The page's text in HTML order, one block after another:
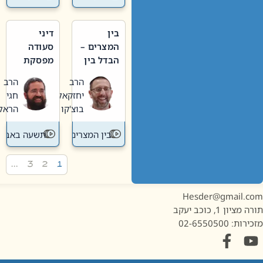
בין
המצרים –
הבדל בין
חדשה
לישנה
הרב
יחזקאל
בוצ'קו
בין המצרים
דיני
סעודה
מפסקת
תשעה
באב
הרב
חגי
הראל
תשעה באב
1, כוכב יעקב
02-6550500